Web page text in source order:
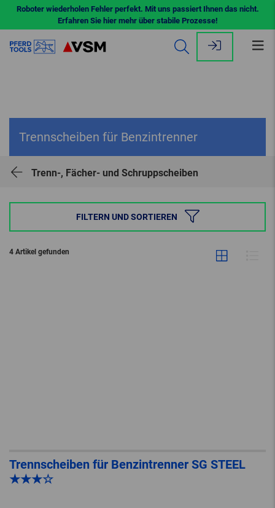
Roboter wiederholen Fehler perfekt. Mit uns passiert Ihnen das nicht.
Erfahren Sie hier mehr über stabile Prozesse!
Trennscheiben für Benzintrenner
Trenn-, Fächer- und Schruppscheiben
FILTERN UND SORTIEREN
4 Artikel gefunden
Trennscheiben für Benzintrenner SG STEEL
★★★☆